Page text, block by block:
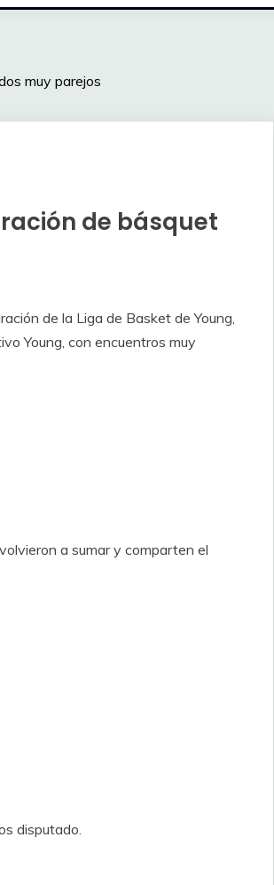
muy parejos
de básquet
de la Liga de Basket de Young,
Young, con encuentros muy
a sumar y comparten el
disputado.